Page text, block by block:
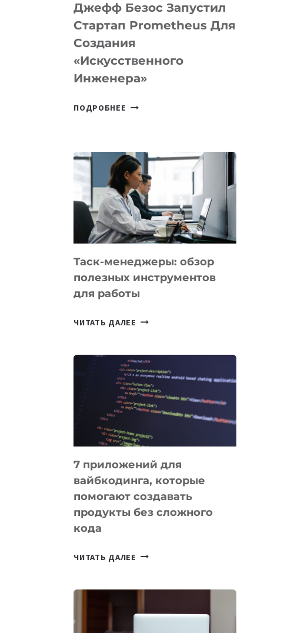
И
LINUX
Джефф Безос Запустил
Стартап Prometheus Для
Создания
«искусственного
Инженера»
ПОДРОБНЕЕ ДЖЕФФ
PROMETHEUS
ДЛЯ
СОЗДАНИЯ
«ИСКУССТВЕННОГО
ИНЖЕНЕРА»
Таск-менеджеры: обзор
полезных инструментов
для работы
ЧИТАТЬ ДАЛЕЕ ТАСК-
ПОЛЕЗНЫХ
ИНСТРУМЕНТОВ
ДЛЯ
РАБОТЫ
7 приложений для
вайбкодинга, которые
помогают создавать
продукты без сложного
кода
ЧИТАТЬ ДАЛЕЕ
КОТОРЫЕ